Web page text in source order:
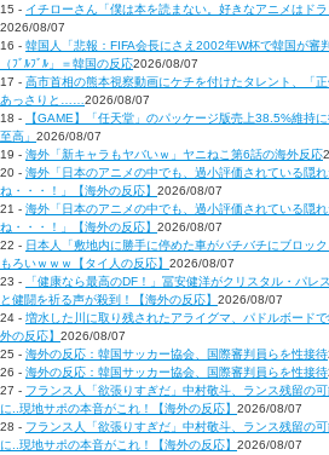
15 - イチローさん「僕は本を読まない。好きなアニメはド
2026/08/07
16 - 韓国人「悲報：FIFA会長にさえ2002年W杯で韓国が
（ﾌﾞﾙﾌﾞﾙ」＝韓国の反応2026/08/07
17 - 高市首相の熊本視察動画にケチを付けたタレント、「
あっさりと……2026/08/07
18 -
【GAME】「任天堂」のパッケージ版売上38.5%維持
至高」 2026/08/07
19 - 海外「新キャラもヤバいｗ」ヤニねこ第6話の海外反応
20 - 海外「日本のアニメの中でも、過小評価されている隠
ね・・・！」【海外の反応】 2026/08/07
21 - 海外「日本のアニメの中でも、過小評価されている隠
ね・・・！」【海外の反応】 2026/08/07
22 - 日本人「敷地内に勝手に停めた車がバチバチにブロッ
もろいｗｗｗ【タイ人の反応】 2026/08/07
23 -
「健康なら最高のDF！」冨安健洋がクリスタル・パ
と健闘を祈る声が殺到！【海外の反応】 2026/08/07
24 - 増水した川に取り残されたアライグマ、パドルボード
外の反応】 2026/08/07
25 - 海外の反応：韓国サッカー協会、国際審判員らを性接待
26 - 海外の反応：韓国サッカー協会、国際審判員らを性接待
27 - フランス人「欲張りすぎだ」中村敬斗、ランス残留の
に..現地サポの本音がこれ！【海外の反応】 2026/08/07
28 - フランス人「欲張りすぎだ」中村敬斗、ランス残留の
に..現地サポの本音がこれ！【海外の反応】 2026/08/07